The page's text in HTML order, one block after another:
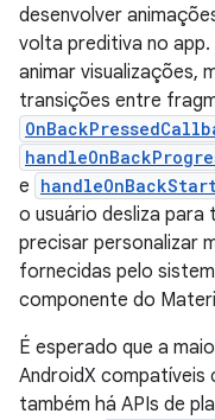
desenvolver
volta preditiva no app.
animar visualizações,
transições entre
e
o usuário desliza para
precisar personalizar
fornecidas pelo
componente do
É esperado que a
AndroidX compatíveis
também há APIs de